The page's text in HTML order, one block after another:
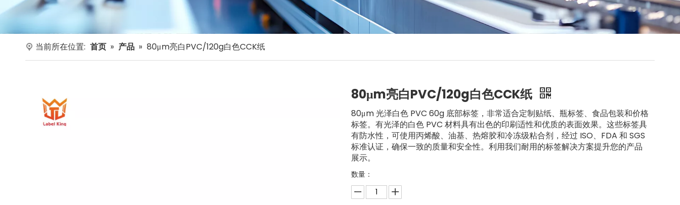
当前所在位置: 首页 » 产品 » 80μm亮白PVC/120g白色CCK纸
80μm亮白PVC/120g白色CCK纸
80μm 光泽白色 PVC 60g 底部标签，非常适合定制贴纸、瓶标签、食品包装和价格
标签。有光泽的白色 PVC 材料具有出色的印刷适性和优质的表面效果。这些标签具
有防水性，可使用丙烯酸、油基、热熔胶和冷冻级粘合剂，经过 ISO、FDA 和 SGS
标准认证，确保一致的质量和安全性。利用我们耐用的标签解决方案提升您的产品
展示。
数量：